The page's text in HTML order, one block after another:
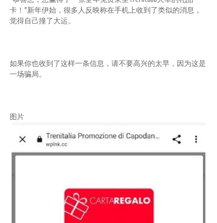
卡！”新年伊始，很多人反映称在手机上收到了类似的消息，
觉得自己撞了大运。
如果你也收到了这样一条信息，请不要高兴的太早，因为这是
一场骗局。
图片